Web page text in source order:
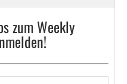
zum Weekly